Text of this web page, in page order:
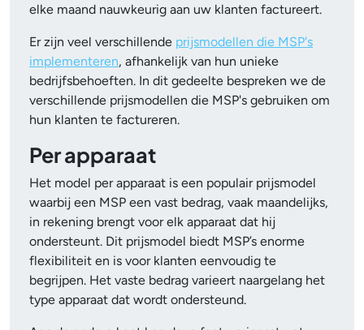
elke maand nauwkeurig aan uw klanten factureert.
Er zijn veel verschillende prijsmodellen die MSP's
implementeren, afhankelijk van hun unieke
bedrijfsbehoeften. In dit gedeelte bespreken we de
verschillende prijsmodellen die MSP's gebruiken om
hun klanten te factureren.
Per apparaat
Het model per apparaat is een populair prijsmodel
waarbij een MSP een vast bedrag, vaak maandelijks,
in rekening brengt voor elk apparaat dat hij
ondersteunt. Dit prijsmodel biedt MSP’s enorme
flexibiliteit en is voor klanten eenvoudig te
begrijpen. Het vaste bedrag varieert naargelang het
type apparaat dat wordt ondersteund.